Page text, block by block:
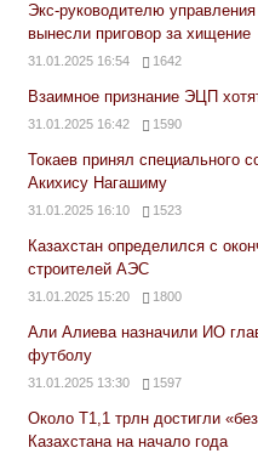
Экс-руководителю
вынесли приговор за хищение
31.01.2025 16:54 1642
Взаимное признание ЭЦП
31.01.2025 16:42 1590
Токаев принял специального
Акихису Нагашиму
31.01.2025 16:10 1523
Казахстан определился с
строителей АЭС
31.01.2025 15:20 1800
Али Алиева назначили ИО
футболу
31.01.2025 13:30 1597
Около Т1,1 трлн достигли
Казахстана на начало года